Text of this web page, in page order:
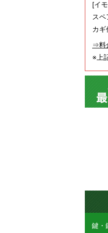
[イ
ス
カ
⇒料
※上
鍵・